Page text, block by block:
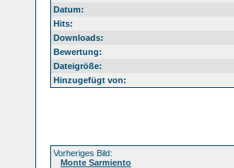
Datum:
Hits:
Downloads:
Bewertung:
Dateigröße:
Hinzugefügt von:
Vorheriges Bild:
Monte Sarmiento